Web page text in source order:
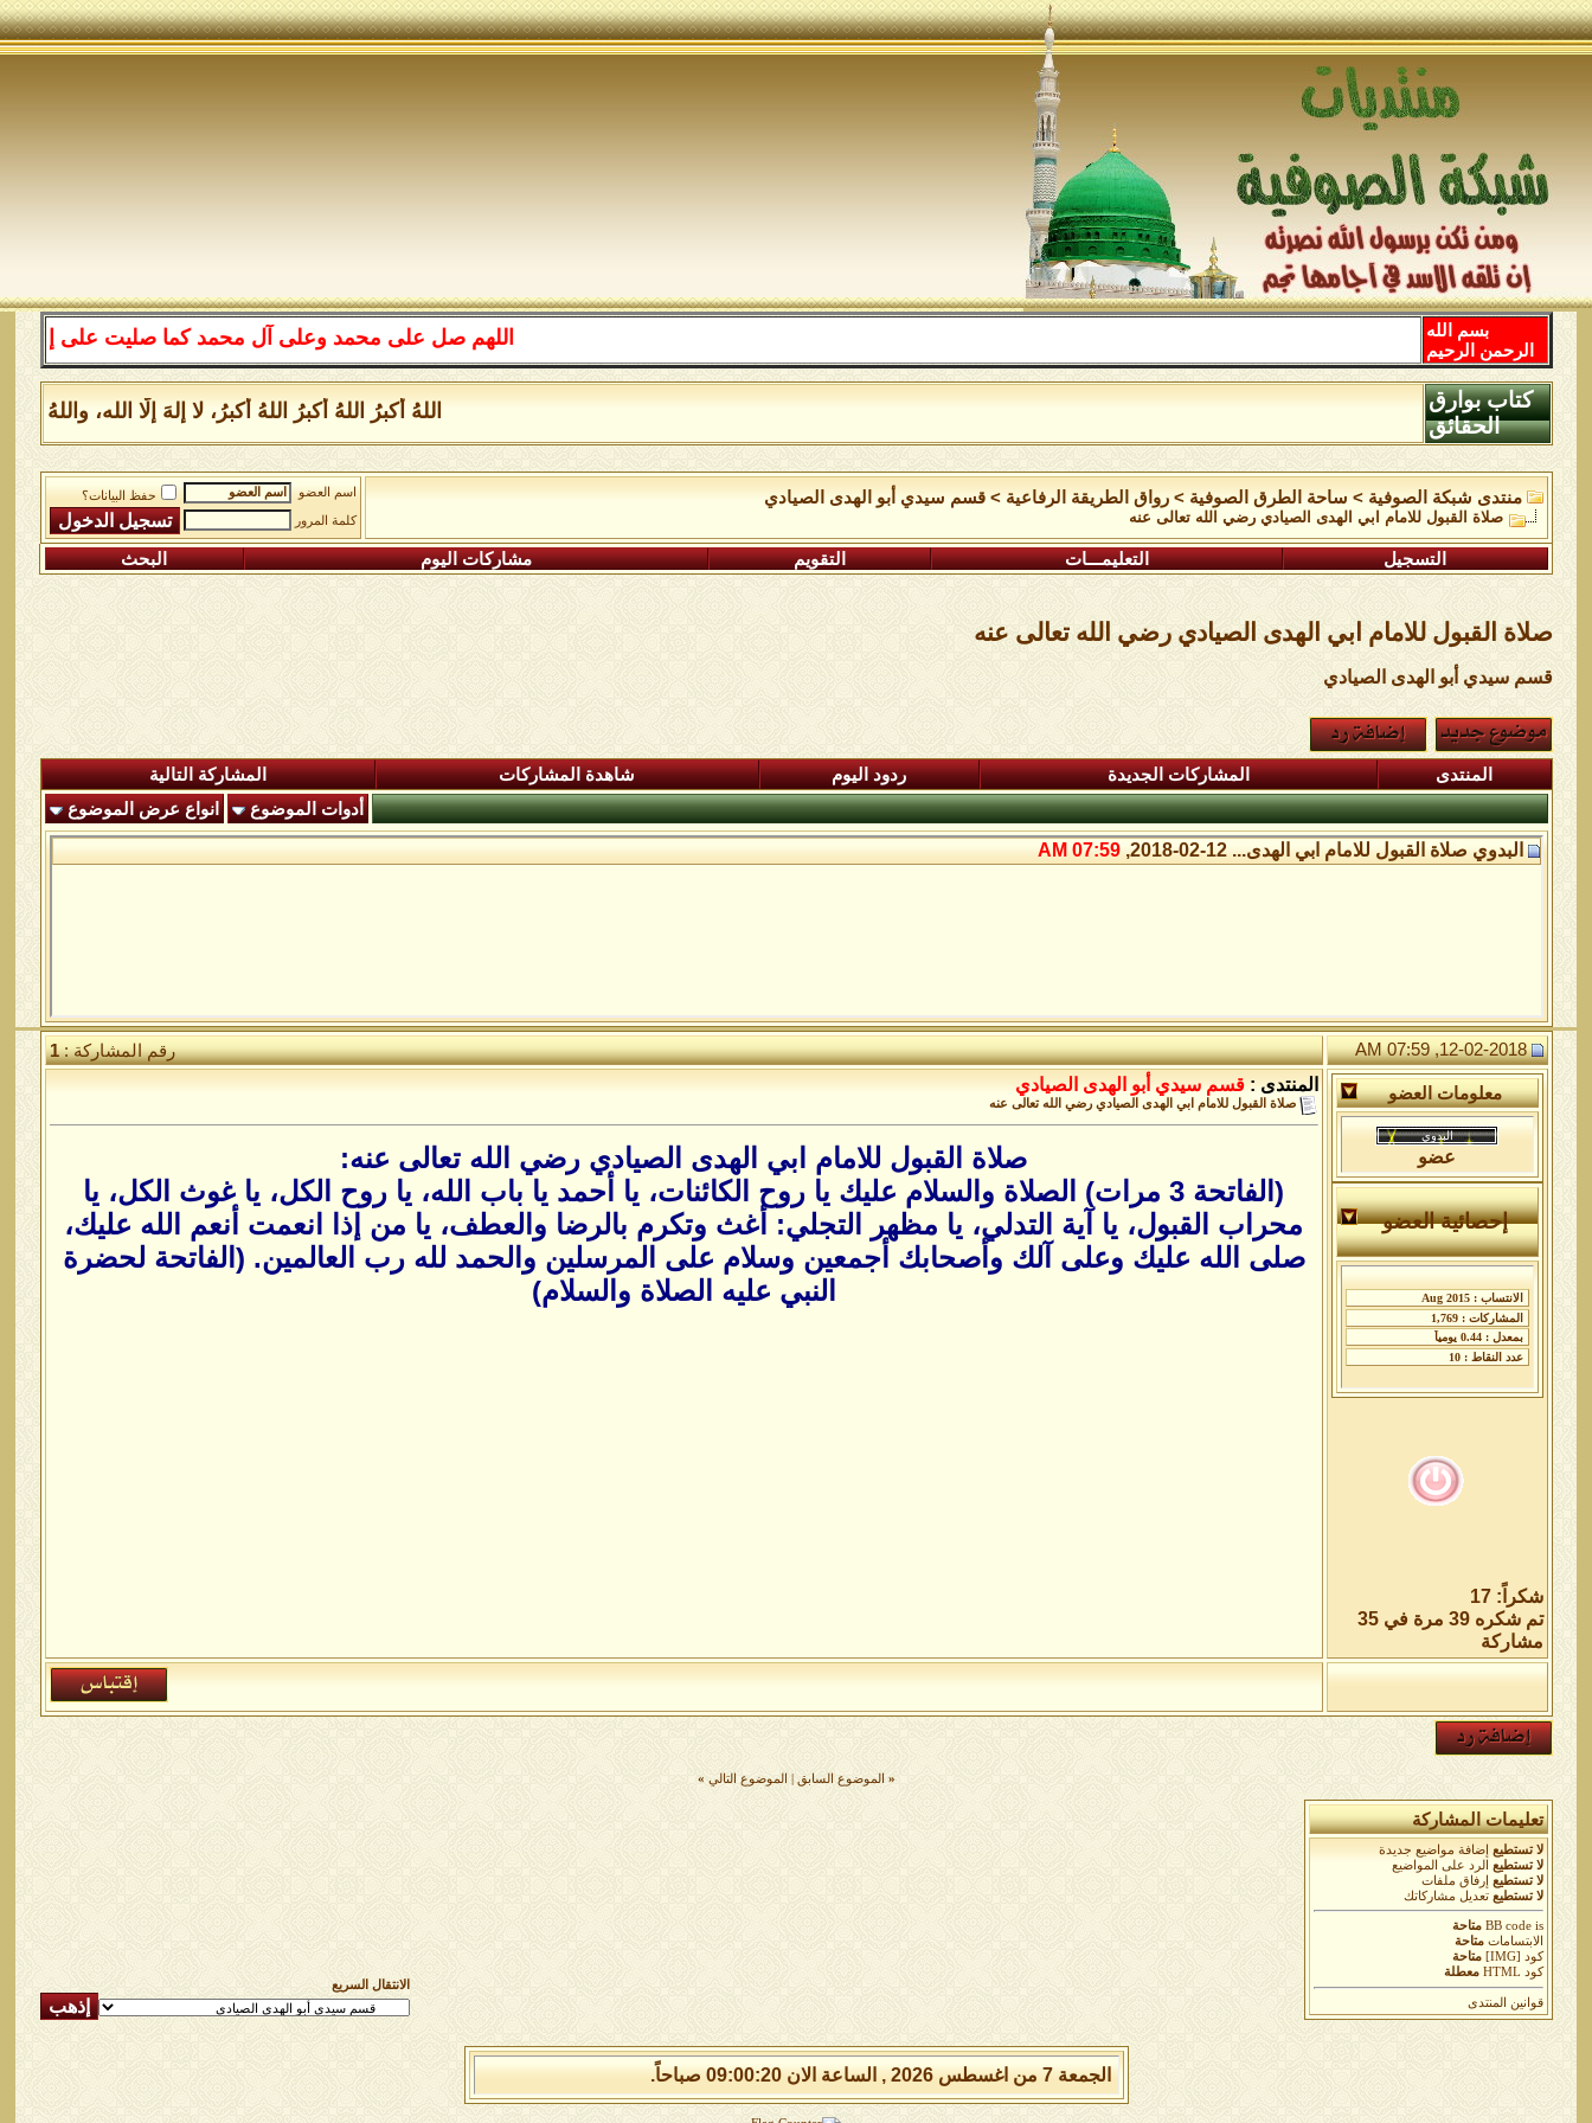
اللهم صل على محمد وعلى آل محمد كما صليت على إبراهيم
بسم الله
الرحمن الرحيم
اللهُ أكبرُ اللهُ أكبرُ اللهُ أكبرُ، لا إلهَ إلَّا الله،
كتاب بوارق
الحقائق
منتدى شبكة الصوفية > ساحة الطرق الصوفية >رواق الطريقة الرفاعية >قسم سيدي أبو الهدى الصيادي
صلاة القبول للامام ابي الهدى الصيادي رضي الله تعالى عنه
اسم العضو
حفظ البيانات؟
كلمة المرور
التسجيل التعليمـــات التقويم مشاركات اليوم البحث
صلاة القبول للامام ابي الهدى الصيادي رضي الله تعالى عنه
قسم سيدي أبو الهدى الصيادي
المنتدى المشاركات الجديدة ردود اليوم شاهدة المشاركات
المشاركة التالية
أدوات الموضوع
انواع عرض الموضوع
البدوي صلاة القبول للامام ابي الهدى...12-02-2018,
07:59 AM
12-02-2018, 07:59 AM رقم المشاركة :1
معلومات العضو
عضو
إحصائية العضو
شكراً: 17
تم شكره 39 مرة في 35
مشاركة
المنتدى : قسم سيدي أبو الهدى الصيادي
صلاة القبول للامام ابي الهدى الصيادي رضي الله تعالى عنه
صلاة القبول للامام ابي الهدى الصيادي رضي الله تعالى عنه:
(الفاتحة 3 مرات) الصلاة والسلام عليك يا روح الكائنات، يا أحمد يا باب الله، يا روح الكل، يا غوث الكل، يا
محراب القبول، يا آية التدلي، يا مظهر التجلي: أغث وتكرم بالرضا والعطف، يا من إذا انعمت أنعم الله عليك،
صلى الله عليك وعلى آلك وأصحابك أجمعين وسلام على المرسلين والحمد لله رب العالمين. (الفاتحة لحضرة
النبي عليه الصلاة والسلام)
« الموضوع السابق الموضوع التالي »
تعليمات المشاركة
لا تستطيع
إضافة مواضيع جديدة
لا تستطيع
الرد على المواضيع
لا تستطيع
إرفاق ملفات
لا تستطيع تعديل مشاركاتك
BB codeis
متاحة
الابتسامات متاحة
كود [IMG]
متاحة
كود HTML
معطلة
قوانين المنتدى
الانتقال السريع
الجمعة 7 من اغسطس 2026 , الساعة الان 09:00:20 صباحاً.